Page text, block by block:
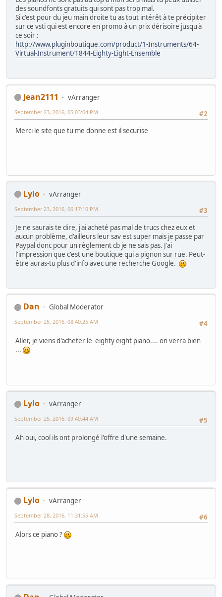
des soundfonts gratuits qui sont pas trop mal.
Si c'est pour du jeu main droite tu as tout intérêt à te précipiter
sur ce vsti qui est encore en promo à un prix dérisoire jusqu'à
ce soir :
http://www.pluginboutique.com/product/1-Instruments/64-
Virtual-Instrument/1844-Eighty-Eight-Ensemble
Jean2111
vArranger
#2
September 23, 2016, 05:03:04 PM
Merci le site que tu me donne est il securise
Lylo
vArranger
#3
September 23, 2016, 06:17:10 PM
Je ne saurais te dire, j'ai acheté pas mal de trucs chez eux et
aucun problème, d'ailleurs leur sav est super mais je passe par
Paypal donc pour un règlement cb je ne sais pas. J'ai
l'impression que c'est une boutique qui a pignon sur rue. Peut-
être auras-tu plus d'info avec une recherche Google.
Dan
Global Moderator
#4
September 25, 2016, 08:40:25 AM
Aller, je viens d'acheter le eighty eight piano.... on verra bien
...
Lylo
vArranger
#5
September 25, 2016, 09:49:44 AM
Ah oui, cool ils ont prolongé l'offre d'une semaine.
Lylo
vArranger
#6
September 28, 2016, 11:31:55 AM
Alors ce piano ?